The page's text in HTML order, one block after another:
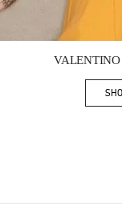
VALENTINO